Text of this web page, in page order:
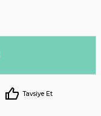
Tavsiye Et